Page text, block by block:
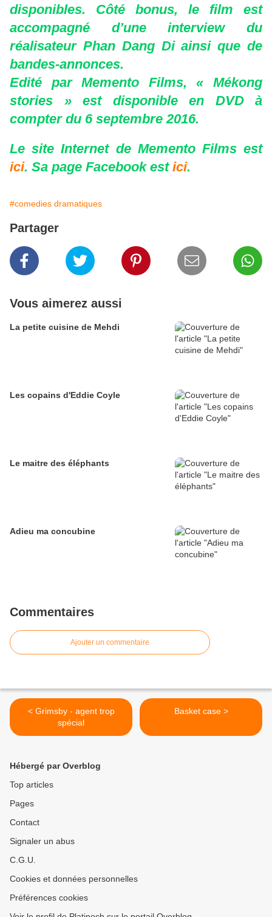
disponibles. Côté bonus, le film est
accompagné d’une interview du
réalisateur Phan Dang Di ainsi que de
bandes-annonces.
Edité par Memento Films, « Mékong
stories » est disponible en DVD à
compter du 6 septembre 2016.
Le site Internet de Memento Films est
ici. Sa page Facebook est ici.
#comedies dramatiques
Partager
Vous aimerez aussi
La petite cuisine de Mehdi
Les copains d'Eddie Coyle
Le maitre des éléphants
Adieu ma concubine
Commentaires
Ajouter un commentaire
< Grimsby - agent trop
spécial
Basket case >
Hébergé par Overblog
Top articles
Pages
Contact
Signaler un abus
C.G.U.
Cookies et données personnelles
Préférences cookies